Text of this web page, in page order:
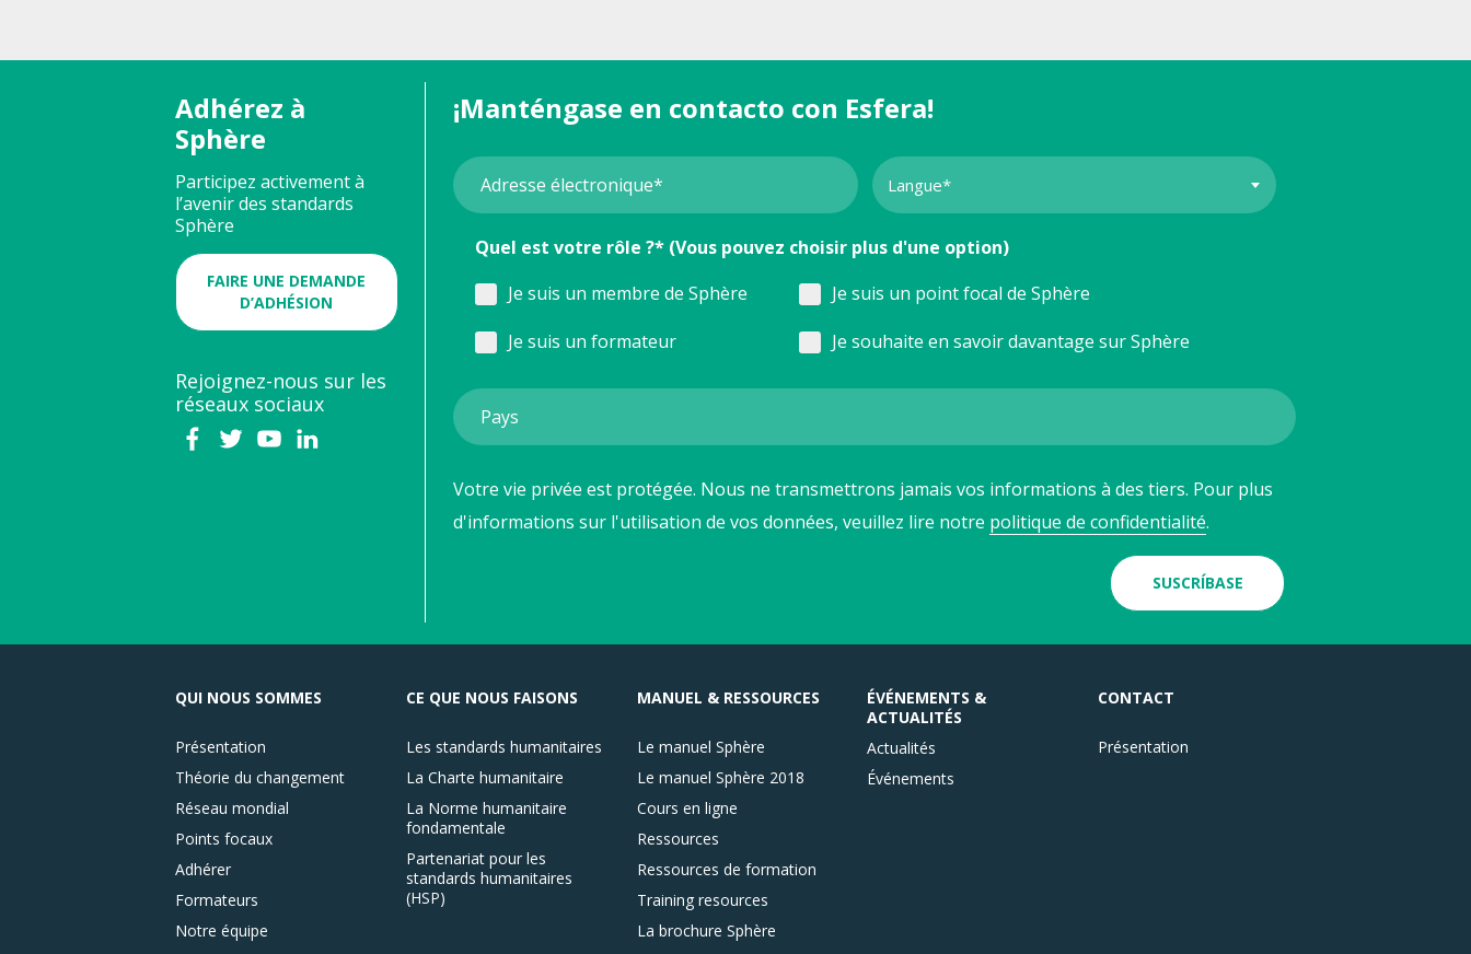
Adhérez à
Sphère
Participez activement à
l’avenir des standards
Sphère
FAIRE UNE DEMANDE
D’ADHÉSION
Rejoignez-nous sur les
réseaux sociaux
¡Manténgase en contacto con Esfera!
Quel est votre rôle ?* (Vous pouvez choisir plus d'une option)
Je suis un membre de Sphère
Je suis un point focal de Sphère
Je suis un formateur
Je souhaite en savoir davantage sur Sphère
Votre vie privée est protégée. Nous ne transmettrons jamais vos informations à des tiers. Pour plus
d'informations sur l'utilisation de vos données, veuillez lire notre politique de confidentialité.
SUSCRÍBASE
QUI NOUS SOMMES
Présentation
Théorie du changement
Réseau mondial
Points focaux
Adhérer
Formateurs
Notre équipe
CE QUE NOUS FAISONS
Les standards humanitaires
La Charte humanitaire
La Norme humanitaire
fondamentale
Partenariat pour les
standards humanitaires
(HSP)
MANUEL & RESSOURCES
Le manuel Sphère
Le manuel Sphère 2018
Cours en ligne
Ressources
Ressources de formation
Training resources
La brochure Sphère
ÉVÉNEMENTS &
ACTUALITÉS
Actualités
Événements
CONTACT
Présentation